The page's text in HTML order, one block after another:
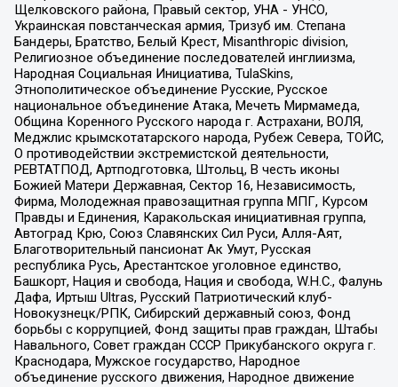
Щелковского района, Правый сектор, УНА - УНСО,
Украинская повстанческая армия, Тризуб им. Степана
Бандеры, Братство, Белый Крест, Misanthropic division,
Религиозное объединение последователей инглиизма,
Народная Социальная Инициатива, TulaSkins,
Этнополитическое объединение Русские, Русское
национальное объединение Атака, Мечеть Мирмамеда,
Община Коренного Русского народа г. Астрахани, ВОЛЯ,
Меджлис крымскотатарского народа, Рубеж Севера, ТОЙС,
О противодействии экстремистской деятельности,
РЕВТАТПОД, Артподготовка, Штольц, В честь иконы
Божией Матери Державная, Сектор 16, Независимость,
Фирма, Молодежная правозащитная группа МПГ, Курсом
Правды и Единения, Каракольская инициативная группа,
Автоград Крю, Союз Славянских Сил Руси, Алля-Аят,
Благотворительный пансионат Ак Умут, Русская
республика Русь, Арестантское уголовное единство,
Башкорт, Нация и свобода, Нация и свобода, W.H.С., Фалунь
Дафа, Иртыш Ultras, Русский Патриотический клуб-
Новокузнецк/РПК, Сибирский державный союз, Фонд
борьбы с коррупцией, Фонд защиты прав граждан, Штабы
Навального, Совет граждан СССР Прикубанского округа г.
Краснодара, Мужское государство, Народное
объединение русского движения, Народное движение